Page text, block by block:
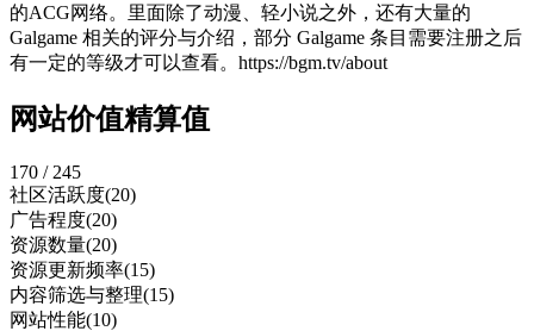
的ACG网络。里面除了动漫、轻小说之外，还有大量的
Galgame 相关的评分与介绍，部分 Galgame 条目需要注册之后
有一定的等级才可以查看。https://bgm.tv/about
网站价值精算值
170 / 245
社区活跃度(20)
广告程度(20)
资源数量(20)
资源更新频率(15)
内容筛选与整理(15)
网站性能(10)